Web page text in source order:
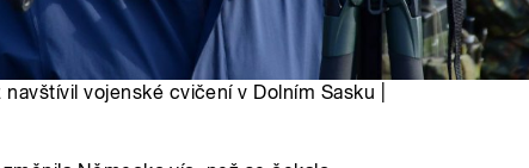
vojenské cvičení v Dolním Sasku |